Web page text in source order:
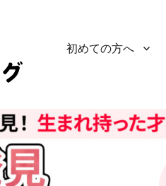
初めての方へ